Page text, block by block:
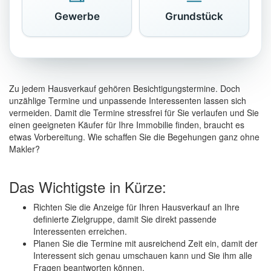
Gewerbe Grundstück
Zu jedem Hausverkauf gehören Besichtigungstermine. Doch
unzählige Termine und unpassende Interessenten lassen sich
vermeiden. Damit die Termine stressfrei für Sie verlaufen und Sie
einen geeigneten Käufer für Ihre Immobilie finden, braucht es
etwas Vorbereitung. Wie schaffen Sie die Begehungen ganz ohne
Makler?
Das Wichtigste in Kürze:
Richten Sie die Anzeige für Ihren Hausverkauf an Ihre
definierte Zielgruppe, damit Sie direkt passende
Interessenten erreichen.
Planen Sie die Termine mit ausreichend Zeit ein, damit der
Interessent sich genau umschauen kann und Sie ihm alle
Fragen beantworten können.